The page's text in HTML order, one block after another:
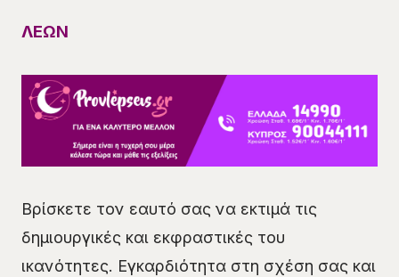
ΛΕΩΝ
Βρίσκετε τον εαυτό σας να εκτιμά τις
δημιουργικές και εκφραστικές του
ικανότητες. Εγκαρδιότητα στη σχέση σας και